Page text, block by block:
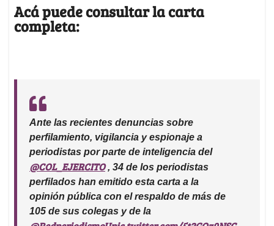
Acá puede consultar la carta
completa:
Ante las recientes denuncias sobre
perfilamiento, vigilancia y espionaje a
periodistas por parte de inteligencia del
@COL_EJERCITO, 34 de los periodistas
perfilados han emitido esta carta a la
opinión pública con el respaldo de más de
105 de sus colegas y de la